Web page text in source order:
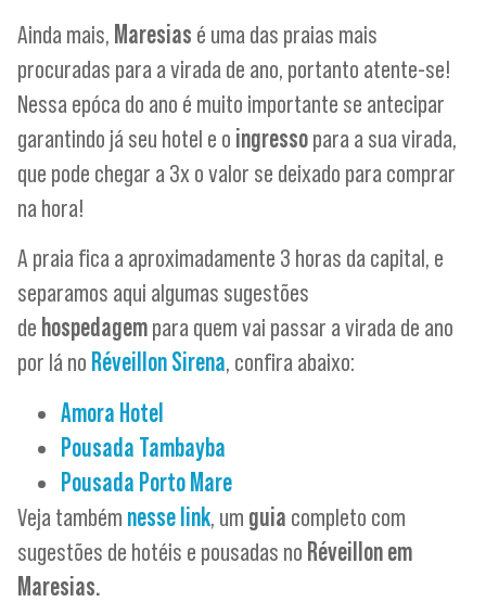
Ainda mais, Maresias é uma das praias mais
procuradas para a virada de ano, portanto atente-se!
Nessa epóca do ano é muito importante se antecipar
garantindo já seu hotel e o ingressopara a sua virada,
que pode chegar a 3x o valor se deixado para comprar
na hora!
A praia fica a aproximadamente 3 horas da capital, e
separamos aqui algumas sugestões
de hospedagempara quem vai passar a virada de ano
por lá no Réveillon Sirena, confira abaixo:
Amora Hotel
Pousada Tambayba
Pousada Porto Mare
Veja também nesse link, um guia completo com
sugestões de hotéis e pousadas no Réveillon em
Maresias.